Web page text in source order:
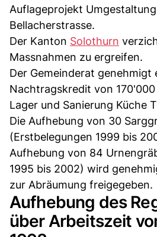
Auflageprojekt
Bellacherstrasse.
Der Kanton Solothurn
Massnahmen zu ergreifen.
Der Gemeinderat genehmigt
Nachtragskredit von 170'000
Lager und Sanierung Küche
Die Aufhebung von 30
(Erstbelegungen 1999 bis
Aufhebung von 84
1995 bis 2002) wird
zur Abräumung freigegeben.
Aufhebung des
über Arbeitszeit